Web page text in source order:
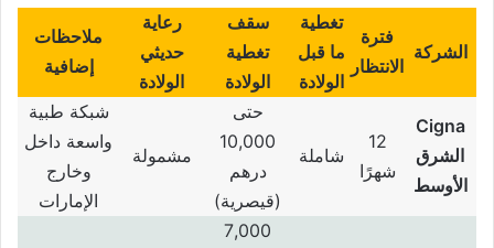
الشركة
فترة
الانتظار
تغطية
ما قبل
الولادة
سقف
تغطية
الولادة
رعاية
حديثي
الولادة
ملاحظات
إضافية
Cigna
الشرق
الأوسط
12
شهرًا
شاملة
حتى
10,000
درهم
(قيصرية)
مشمولة
شبكة طبية
واسعة داخل
وخارج
الإمارات
7,000